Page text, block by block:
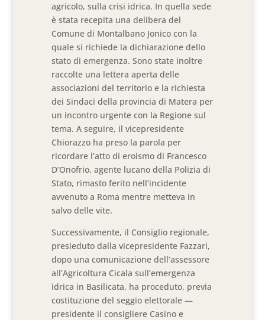
agricolo, sulla crisi idrica. In quella sede
è stata recepita una delibera del
Comune di Montalbano Jonico con la
quale si richiede la dichiarazione dello
stato di emergenza. Sono state inoltre
raccolte una lettera aperta delle
associazioni del territorio e la richiesta
dei Sindaci della provincia di Matera per
un incontro urgente con la Regione sul
tema. A seguire, il vicepresidente
Chiorazzo ha preso la parola per
ricordare l’atto di eroismo di Francesco
D’Onofrio, agente lucano della Polizia di
Stato, rimasto ferito nell’incidente
avvenuto a Roma mentre metteva in
salvo delle vite.
Successivamente, il Consiglio regionale,
presieduto dalla vicepresidente Fazzari,
dopo una comunicazione dell’assessore
all’Agricoltura Cicala sull’emergenza
idrica in Basilicata, ha proceduto, previa
costituzione del seggio elettorale —
presidente il consigliere Casino e